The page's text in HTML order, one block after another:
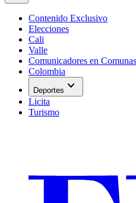
Contenido Exclusivo
Elecciones
Cali
Valle
Comunicadores en Comunas
Colombia
Deportes expand_more
Licita
Turismo